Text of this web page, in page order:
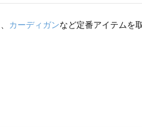
、 カーディガンなど定番アイテムを